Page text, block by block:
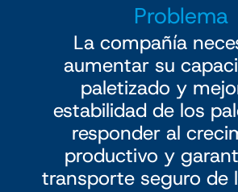
Problema
La compañía
aumentar su
paletizado y
estabilidad de los
responder al
productivo y
transporte seguro de